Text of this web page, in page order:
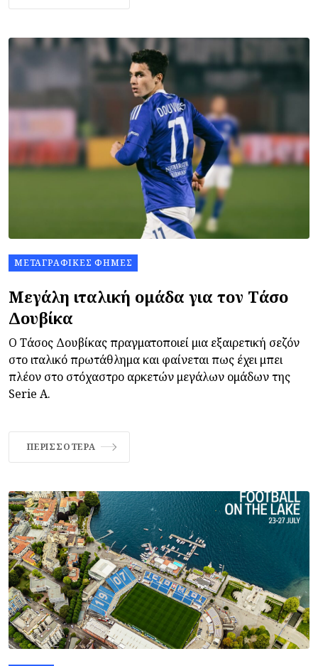
ΜΕΤΑΓΡΑΦΙΚΈΣ ΦΉΜΕΣ
Μεγάλη ιταλική ομάδα για τον Τάσο
Δουβίκα
Ο Τάσος Δουβίκας πραγματοποιεί μια εξαιρετική σεζόν
στο ιταλικό πρωτάθλημα και φαίνεται πως έχει μπει
πλέον στο στόχαστρο αρκετών μεγάλων ομάδων της
Serie A.
ΠΕΡΙΣΣΌΤΕΡΑ